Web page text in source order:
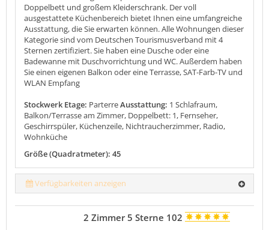
Doppelbett und großem Kleiderschrank. Der voll
ausgestattete Küchenbereich bietet Ihnen eine umfangreiche
Ausstattung, die Sie erwarten können. Alle Wohnungen dieser
Kategorie sind vom Deutschen Tourismusverband mit 4
Sternen zertifiziert. Sie haben eine Dusche oder eine
Badewanne mit Duschvorrichtung und WC. Außerdem haben
Sie einen eigenen Balkon oder eine Terrasse, SAT-Farb-TV und
WLAN Empfang
Stockwerk Etage: ParterreAusstattung: 1 Schlafraum,
Balkon/Terrasse am Zimmer, Doppelbett: 1, Fernseher,
Geschirrspüler, Küchenzeile, Nichtraucherzimmer, Radio,
Wohnküche
Größe (Quadratmeter): 45
Verfügbarkeiten anzeigen
2 Zimmer 5 Sterne 102